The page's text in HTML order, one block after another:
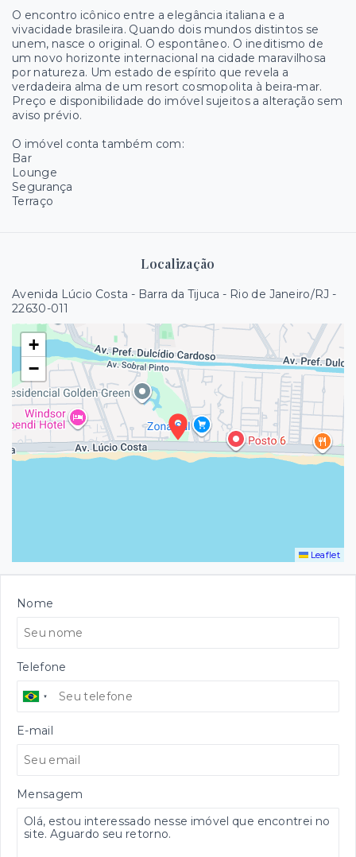
O encontro icônico entre a elegância italiana e a
vivacidade brasileira. Quando dois mundos distintos se
unem, nasce o original. O espontâneo. O ineditismo de
um novo horizonte internacional na cidade maravilhosa
por natureza. Um estado de espírito que revela a
verdadeira alma de um resort cosmopolita à beira-mar.
Preço e disponibilidade do imóvel sujeitos a alteração sem
aviso prévio.
O imóvel conta também com:
Bar
Lounge
Segurança
Terraço
Localização
Avenida Lúcio Costa - Barra da Tijuca - Rio de Janeiro/RJ -
22630-011
+
−
Leaflet
Nome
Telefone
E-mail
Mensagem